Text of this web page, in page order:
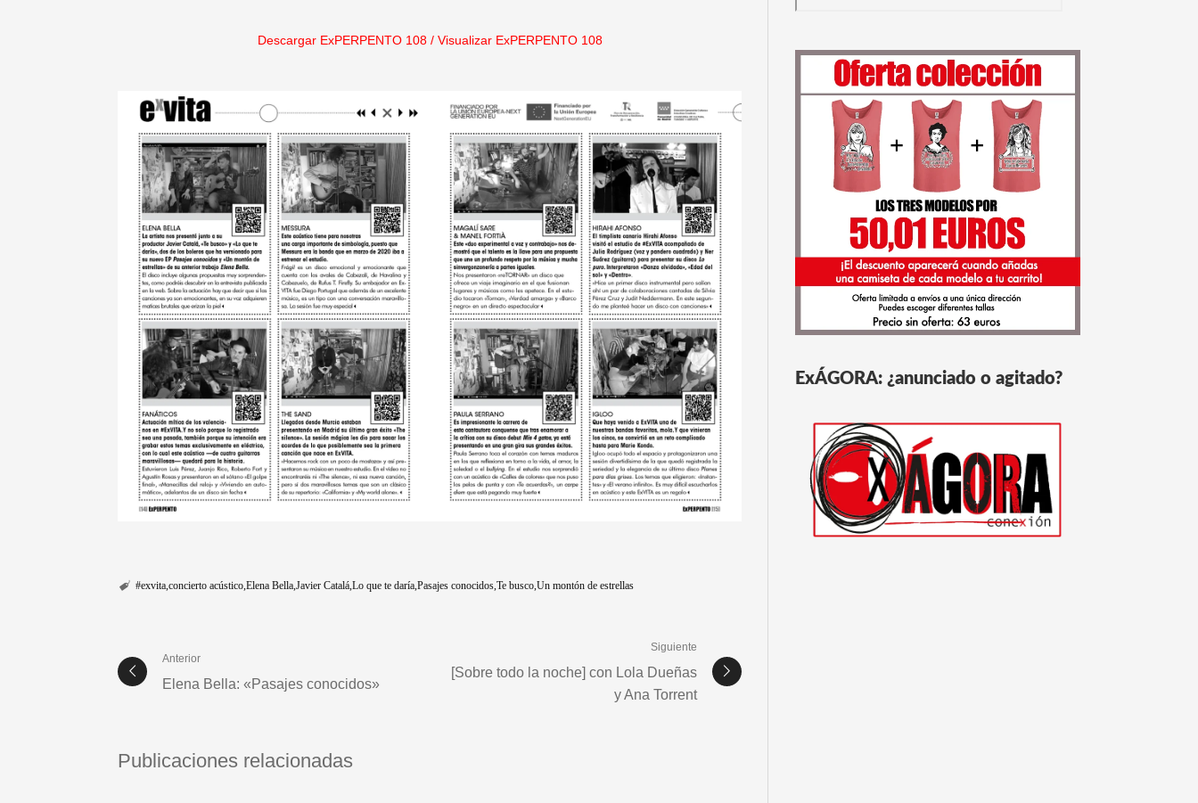
Descargar ExPERPENTO 108/ Visualizar ExPERPENTO 108
#exvita concierto acústico Elena Bella Javier Catalá Lo que te daría Pasajes conocidos Te busco Un montón de estrellas
Anterior
Elena Bella: «Pasajes conocidos»
Siguiente
[Sobre todo la noche] con Lola Dueñas
y Ana Torrent
Publicaciones relacionadas
ExÁGORA: ¿anunciado o agitado?